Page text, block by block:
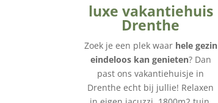
luxe vakantiehuis
Drenthe
Zoek je een plek waar hele gezin
eindeloos kan genieten? Dan
past ons vakantiehuisje in
Drenthe echt bij jullie! Relaxen